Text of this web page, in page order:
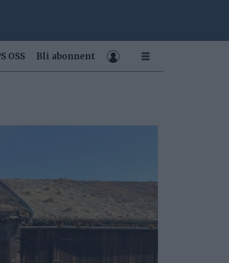
OSS Bli abonnent